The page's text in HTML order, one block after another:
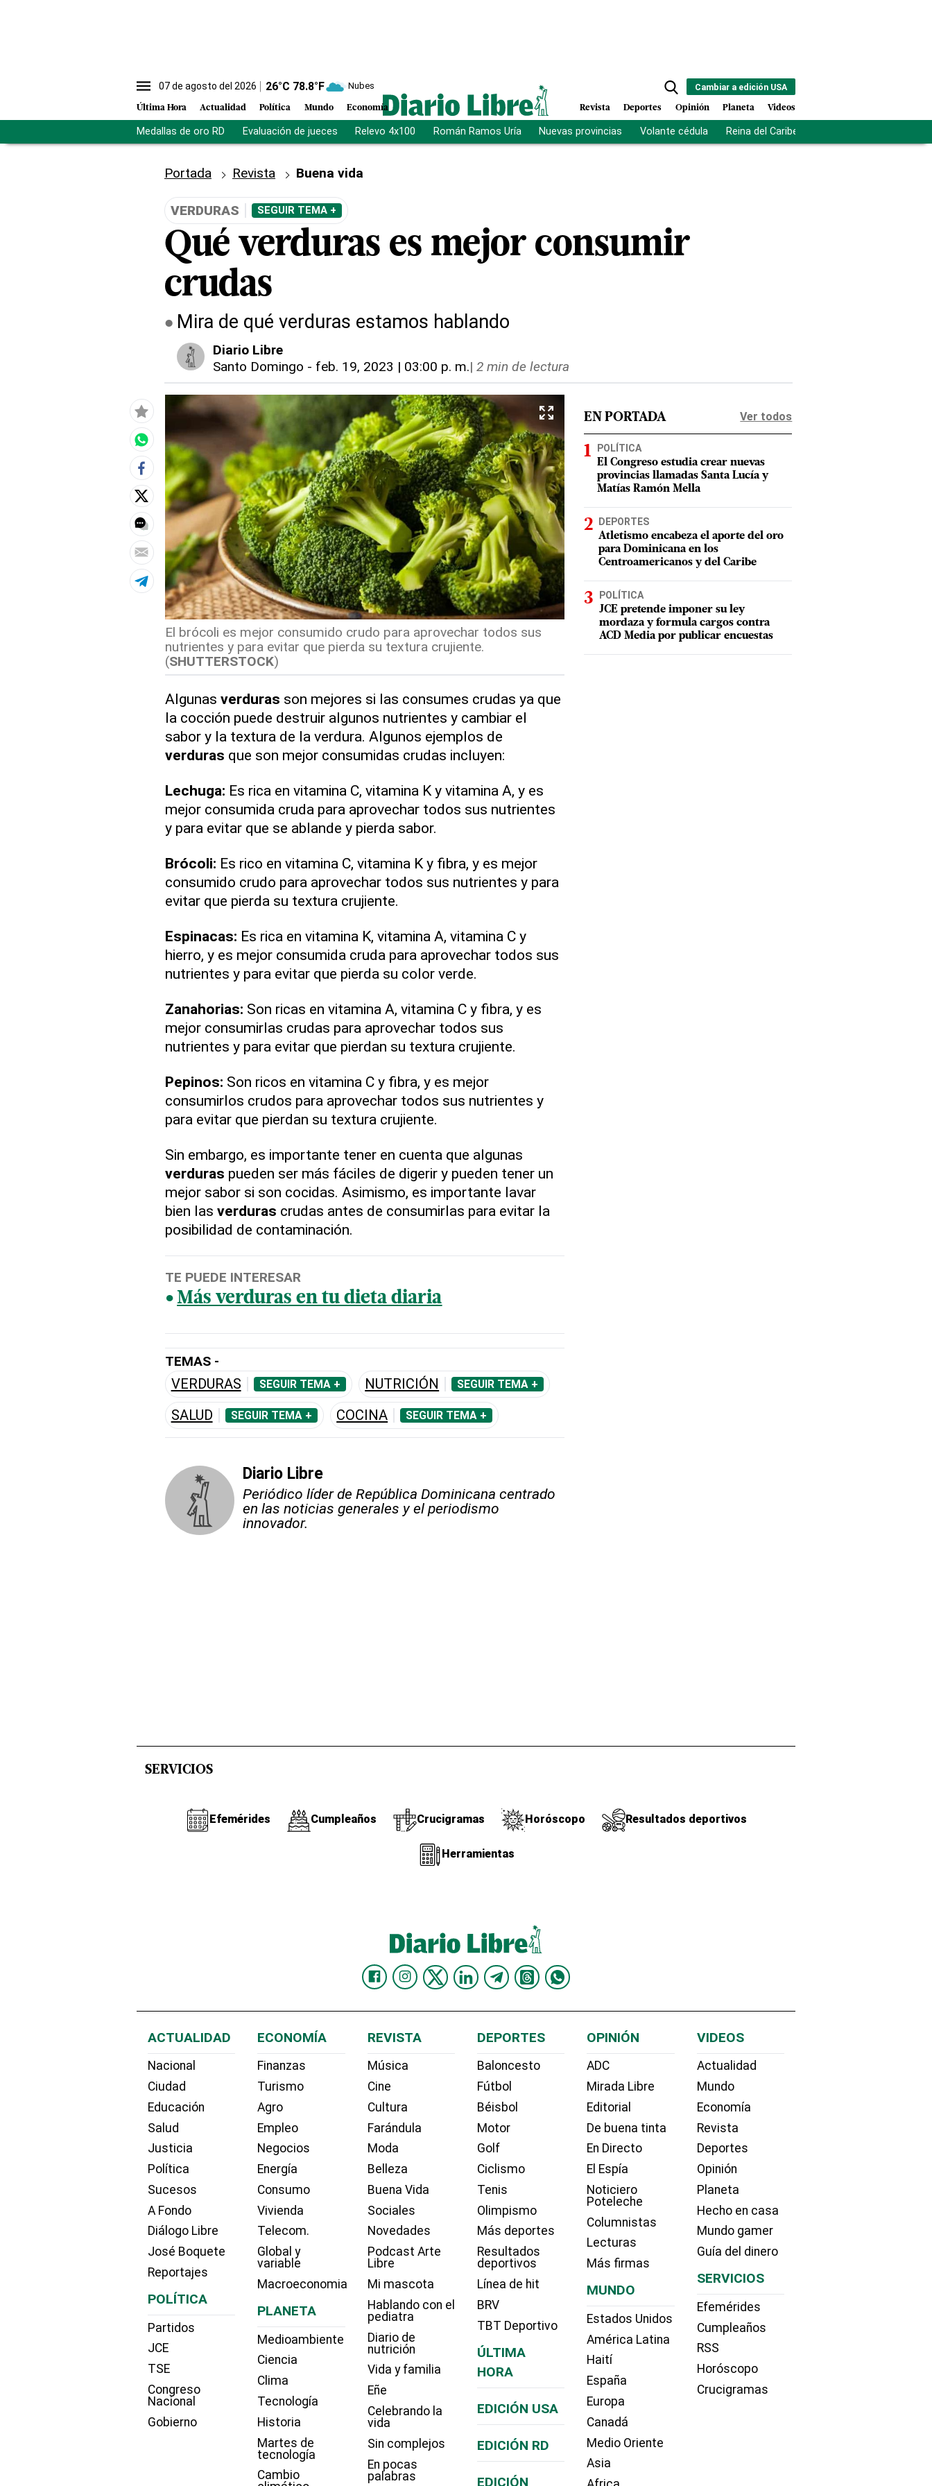
07 de agosto del 2026 26°C 78.8°F Nubes
Última Hora Actualidad Política Mundo Economía
Cambiar a edición USA
Revista Deportes Opinión Planeta Videos
Medallas de oro RD Evaluación de jueces Relevo 4x100 Román Ramos Uría Nuevas provincias Volante cédula Reina del Caribe
Portada Revista Buena vida
VERDURAS SEGUIR TEMA +
Qué verduras es mejor consumir
crudas
Mira de qué verduras estamos hablando
Diario Libre
Santo Domingo - feb. 19, 2023 | 03:00 p. m.| 2 min de lectura
El brócoli es mejor consumido crudo para aprovechar todos sus
nutrientes y para evitar que pierda su textura crujiente.
(SHUTTERSTOCK)
Algunas verduras son mejores si las consumes crudas ya que
la cocción puede destruir algunos nutrientes y cambiar el
sabor y la textura de la verdura. Algunos ejemplos de
verduras que son mejor consumidas crudas incluyen:
Lechuga: Es rica en vitamina C, vitamina K y vitamina A, y es
mejor consumida cruda para aprovechar todos sus nutrientes
y para evitar que se ablande y pierda sabor.
Brócoli: Es rico en vitamina C, vitamina K y fibra, y es mejor
consumido crudo para aprovechar todos sus nutrientes y para
evitar que pierda su textura crujiente.
Espinacas: Es rica en vitamina K, vitamina A, vitamina C y
hierro, y es mejor consumida cruda para aprovechar todos sus
nutrientes y para evitar que pierda su color verde.
Zanahorias: Son ricas en vitamina A, vitamina C y fibra, y es
mejor consumirlas crudas para aprovechar todos sus
nutrientes y para evitar que pierdan su textura crujiente.
Pepinos: Son ricos en vitamina C y fibra, y es mejor
consumirlos crudos para aprovechar todos sus nutrientes y
para evitar que pierdan su textura crujiente.
Sin embargo, es importante tener en cuenta que algunas
verduras pueden ser más fáciles de digerir y pueden tener un
mejor sabor si son cocidas. Asimismo, es importante lavar
bien las verduras crudas antes de consumirlas para evitar la
posibilidad de contaminación.
TE PUEDE INTERESAR
Más verduras en tu dieta diaria
TEMAS -
VERDURAS SEGUIR TEMA + NUTRICIÓN SEGUIR TEMA +
SALUD SEGUIR TEMA + COCINA SEGUIR TEMA +
Diario Libre
Periódico líder de República Dominicana centrado
en las noticias generales y el periodismo
innovador.
EN PORTADA Ver todos
POLÍTICA
El Congreso estudia crear nuevas
provincias llamadas Santa Lucía y
Matías Ramón Mella
DEPORTES
Atletismo encabeza el aporte del oro
para Dominicana en los
Centroamericanos y del Caribe
POLÍTICA
JCE pretende imponer su ley
mordaza y formula cargos contra
ACD Media por publicar encuestas
SERVICIOS
Efemérides Cumpleaños Crucigramas Horóscopo Resultados deportivos
Herramientas
ACTUALIDAD
Nacional
Ciudad
Educación
Salud
Justicia
Política
Sucesos
A Fondo
Diálogo Libre
José Boquete
Reportajes
POLÍTICA
Partidos
JCE
TSE
Congreso
Nacional
Gobierno
ECONOMÍA
Finanzas
Turismo
Agro
Empleo
Negocios
Energía
Consumo
Vivienda
Telecom.
Global y
variable
Macroeconomia
PLANETA
Medioambiente
Ciencia
Clima
Tecnología
Historia
Martes de
tecnología
Cambio
REVISTA
Música
Cine
Cultura
Farándula
Moda
Belleza
Buena Vida
Sociales
Novedades
Podcast Arte
Libre
Mi mascota
Hablando con el
pediatra
Diario de
nutrición
Vida y familia
Eñe
Celebrando la
vida
Sin complejos
En pocas
palabras
DEPORTES
Baloncesto
Fútbol
Béisbol
Motor
Golf
Ciclismo
Tenis
Olimpismo
Más deportes
Resultados
deportivos
Línea de hit
BRV
TBT Deportivo
ÚLTIMA
HORA
EDICIÓN USA
EDICIÓN RD
EDICIÓN
OPINIÓN
ADC
Mirada Libre
Editorial
De buena tinta
En Directo
El Espía
Noticiero
Poteleche
Columnistas
Lecturas
Más firmas
MUNDO
Estados Unidos
América Latina
Haití
España
Europa
Canadá
Medio Oriente
Asia
VIDEOS
Actualidad
Mundo
Economía
Revista
Deportes
Opinión
Planeta
Hecho en casa
Mundo gamer
Guía del dinero
SERVICIOS
Efemérides
Cumpleaños
RSS
Horóscopo
Crucigramas